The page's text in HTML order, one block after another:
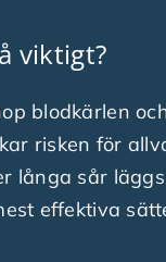
viktigt?
blodkärlen
risken för
långa sår
effektiva